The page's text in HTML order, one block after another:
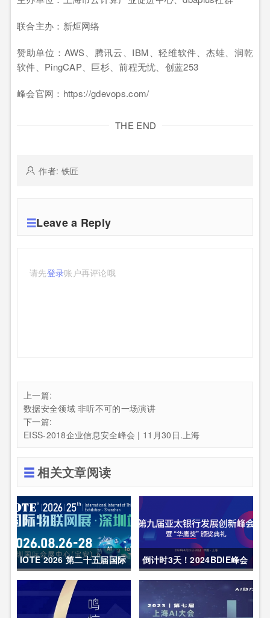
联合主办：新炬网络
赞助单位：AWS、腾讯云、IBM、轻维软件、杰蛙、润乾
软件、PingCAP、巨杉、前程无忧、创蓝253
峰会官网：https://gdevops.com/
THE END
作者: 铁匠
Leave a Reply
请先登录账户再评论哦
上一篇:
数据安全领域 非听不可的一场演讲
下一篇:
EISS-2018企业信息安全峰会 | 11月30日.上海
相关文章阅读
IOTE 2026 第二十五届国际
物联网展・深圳站 展会邀请
倒计时3天！2024BDIE峰会
内容亮点呈现